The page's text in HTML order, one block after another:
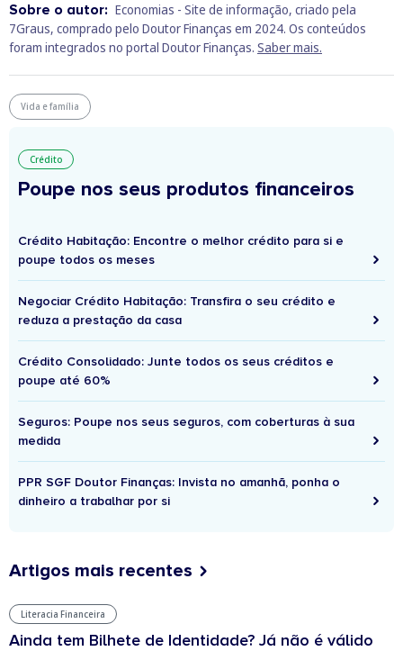
Sobre o autor: Economias - Site de informação, criado pela
7Graus, comprado pelo Doutor Finanças em 2024. Os conteúdos
foram integrados no portal Doutor Finanças. Saber mais.
Vida e família
Crédito
Poupe nos seus produtos financeiros
Crédito Habitação: Encontre o melhor crédito para si e
poupe todos os meses
Negociar Crédito Habitação: Transfira o seu crédito e
reduza a prestação da casa
Crédito Consolidado: Junte todos os seus créditos e
poupe até 60%
Seguros: Poupe nos seus seguros, com coberturas à sua
medida
PPR SGF Doutor Finanças: Invista no amanhã, ponha o
dinheiro a trabalhar por si
Artigos mais recentes
Literacia Financeira
Ainda tem Bilhete de Identidade? Já não é válido